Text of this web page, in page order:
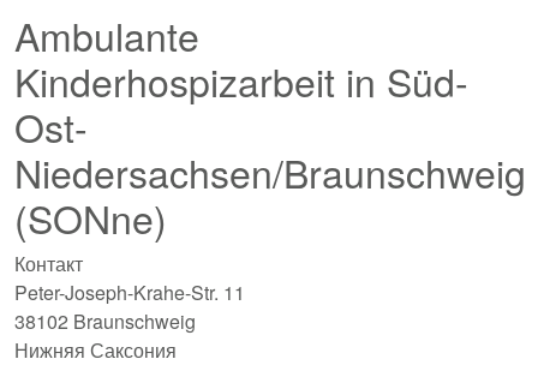
Ambulante
Kinderhospizarbeit in Süd-
Ost-
Niedersachsen/Braunschweig
(SONne)
Контакт
Peter-Joseph-Krahe-Str. 11
38102 Braunschweig
Нижняя Саксония